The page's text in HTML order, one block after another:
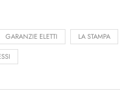
GARANZIE ELETTI LA STAMPA